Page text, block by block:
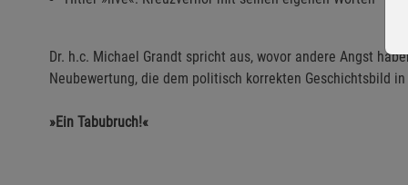
Dr. h.c. Michael Grandt spricht aus, wovor andere Angst
Neubewertung, die dem politisch korrekten Geschichtsbild
»Ein Tabubruch!«